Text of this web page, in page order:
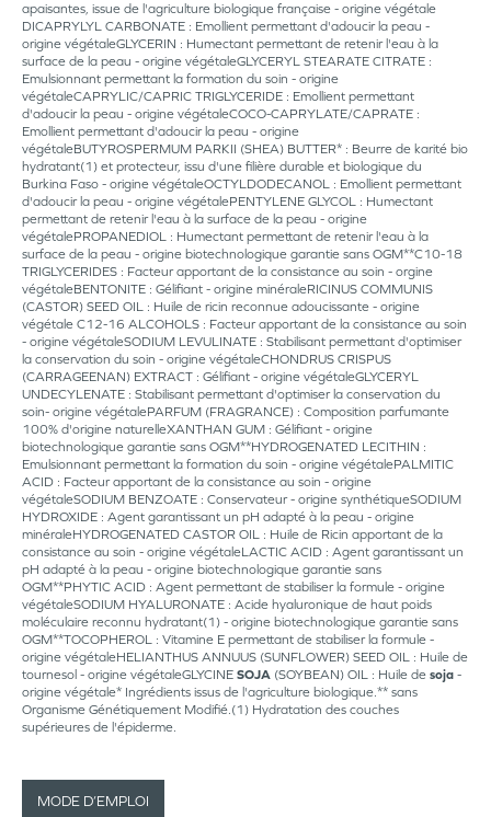
apaisantes, issue de l'agriculture biologique française - origine végétale
DICAPRYLYL CARBONATE : Emollient permettant d'adoucir la peau -
origine végétaleGLYCERIN : Humectant permettant de retenir l'eau à la
surface de la peau - origine végétaleGLYCERYL STEARATE CITRATE :
Emulsionnant permettant la formation du soin - origine
végétaleCAPRYLIC/CAPRIC TRIGLYCERIDE : Emollient permettant
d'adoucir la peau - origine végétaleCOCO-CAPRYLATE/CAPRATE :
Emollient permettant d'adoucir la peau - origine
végétaleBUTYROSPERMUM PARKII (SHEA) BUTTER* : Beurre de karité bio
hydratant(1) et protecteur, issu d'une filière durable et biologique du
Burkina Faso - origine végétaleOCTYLDODECANOL : Emollient permettant
d'adoucir la peau - origine végétalePENTYLENE GLYCOL : Humectant
permettant de retenir l'eau à la surface de la peau - origine
végétalePROPANEDIOL : Humectant permettant de retenir l'eau à la
surface de la peau - origine biotechnologique garantie sans OGM**C10-18
TRIGLYCERIDES : Facteur apportant de la consistance au soin - orgine
végétaleBENTONITE : Gélifiant - origine minéraleRICINUS COMMUNIS
(CASTOR) SEED OIL : Huile de ricin reconnue adoucissante - origine
végétale C12-16 ALCOHOLS : Facteur apportant de la consistance au soin
- origine végétaleSODIUM LEVULINATE : Stabilisant permettant d'optimiser
la conservation du soin - origine végétaleCHONDRUS CRISPUS
(CARRAGEENAN) EXTRACT : Gélifiant - origine végétaleGLYCERYL
UNDECYLENATE : Stabilisant permettant d'optimiser la conservation du
soin- origine végétalePARFUM (FRAGRANCE) : Composition parfumante
100% d'origine naturelleXANTHAN GUM : Gélifiant - origine
biotechnologique garantie sans OGM**HYDROGENATED LECITHIN :
Emulsionnant permettant la formation du soin - origine végétalePALMITIC
ACID : Facteur apportant de la consistance au soin - origine
végétaleSODIUM BENZOATE : Conservateur - origine synthétiqueSODIUM
HYDROXIDE : Agent garantissant un pH adapté à la peau - origine
minéraleHYDROGENATED CASTOR OIL : Huile de Ricin apportant de la
consistance au soin - origine végétaleLACTIC ACID : Agent garantissant un
pH adapté à la peau - origine biotechnologique garantie sans
OGM**PHYTIC ACID : Agent permettant de stabiliser la formule - origine
végétaleSODIUM HYALURONATE : Acide hyaluronique de haut poids
moléculaire reconnu hydratant(1) - origine biotechnologique garantie sans
OGM**TOCOPHEROL : Vitamine E permettant de stabiliser la formule -
origine végétaleHELIANTHUS ANNUUS (SUNFLOWER) SEED OIL : Huile de
tournesol - origine végétaleGLYCINE SOJA (SOYBEAN) OIL : Huile de soja -
origine végétale* Ingrédients issus de l'agriculture biologique.** sans
Organisme Génétiquement Modifié.(1) Hydratation des couches
supérieures de l'épiderme.
MODE D’EMPLOI